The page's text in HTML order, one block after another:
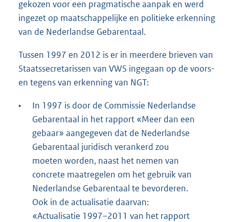
gekozen voor een pragmatische aanpak en werd
ingezet op maatschappelijke en politieke erkenning
van de Nederlandse Gebarentaal.
Tussen 1997 en 2012 is er in meerdere brieven van
Staatssecretarissen van VWS ingegaan op de voors-
en tegens van erkenning van NGT:
•
In 1997 is door de Commissie Nederlandse
Gebarentaal in het rapport «Meer dan een
gebaar» aangegeven dat de Nederlandse
Gebarentaal juridisch verankerd zou
moeten worden, naast het nemen van
concrete maatregelen om het gebruik van
Nederlandse Gebarentaal te bevorderen.
Ook in de actualisatie daarvan:
«Actualisatie 1997–2011 van het rapport